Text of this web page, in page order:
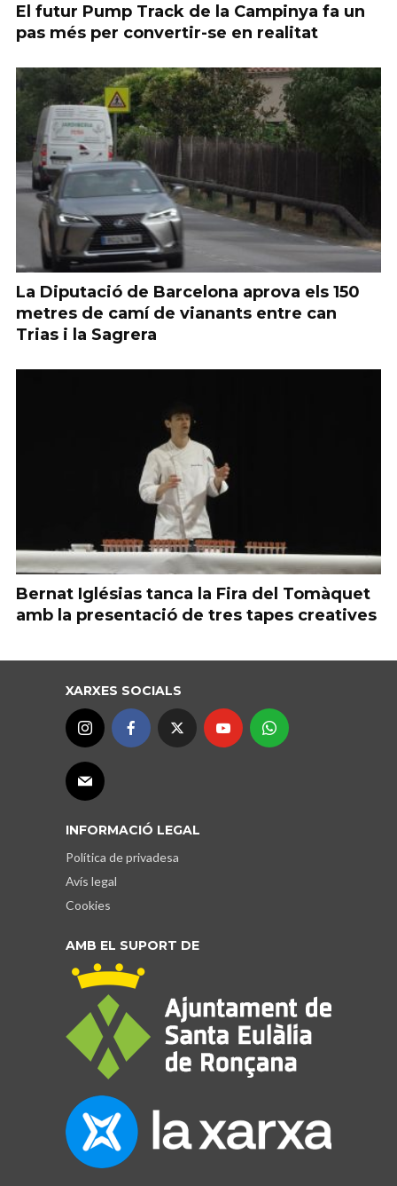
El futur Pump Track de la Campinya fa un
pas més per convertir-se en realitat
La Diputació de Barcelona aprova els 150
metres de camí de vianants entre can
Trias i la Sagrera
Bernat Iglésias tanca la Fira del Tomàquet
amb la presentació de tres tapes creatives
XARXES SOCIALS
INFORMACIÓ LEGAL
Política de privadesa
Avís legal
Cookies
AMB EL SUPORT DE